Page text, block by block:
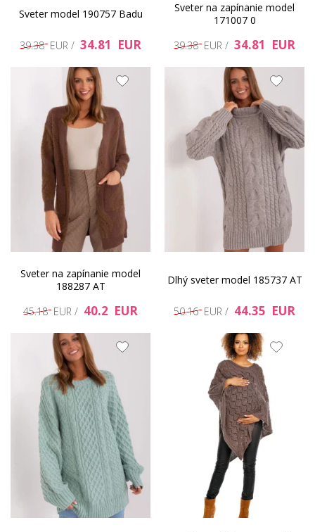
Sveter model 190757 Badu
39.38 EUR / 34.81 EUR
Sveter na zapínanie model
171007 0
39.38 EUR / 34.81 EUR
Sveter na zapínanie model
188287 AT
45.18 EUR / 40.2 EUR
Dlhý sveter model 185737 AT
50.16 EUR / 44.35 EUR